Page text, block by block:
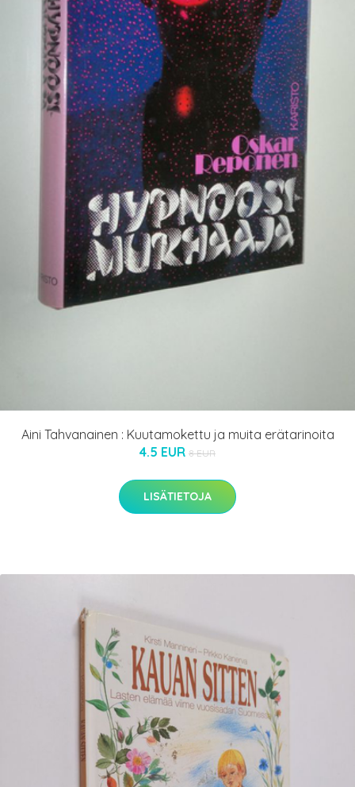
Aini Tahvanainen : Kuutamokettu ja muita erätarinoita
4.5 EUR 8 EUR
LISÄTIETOJA